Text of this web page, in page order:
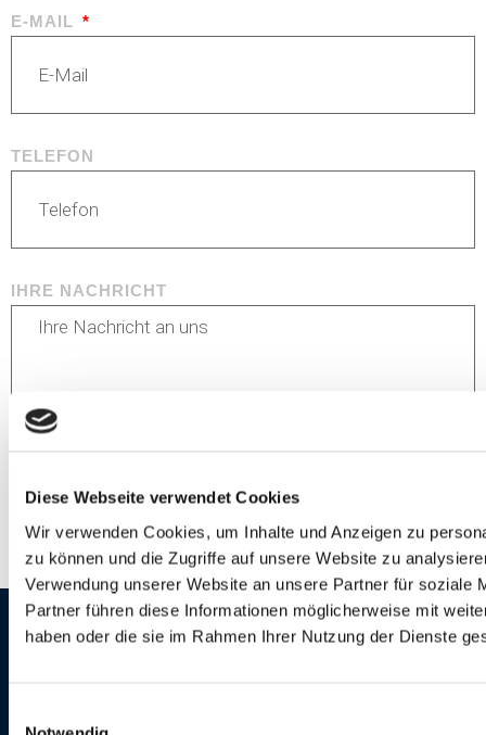
Diese Webseite verwendet Cookies
Wir verwenden Cookies, um Inhalte und Anzeigen zu
zu können und die Zugriffe auf unsere Website zu
Verwendung unserer Website an unsere Partner für soziale
Partner führen diese Informationen möglicherweise mit
haben oder die sie im Rahmen Ihrer Nutzung der Dienste
E-MAIL
TELEFON
IHRE NACHRICHT